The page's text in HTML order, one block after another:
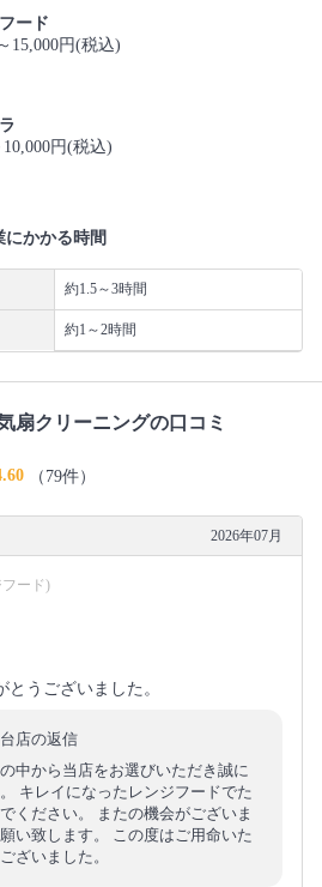
ード
15,000円(税込)
10,000円(税込)
かかる時間
約1.5～3時間
約1～2時間
扇クリーニングの口コミ
（79件）
2026年07月
ード)
うございました。
店の返信
中から当店をお選びいただき誠に
キレイになったレンジフードでた
ください。 またの機会がございま
い致します。 この度はご用命いた
ざいました。